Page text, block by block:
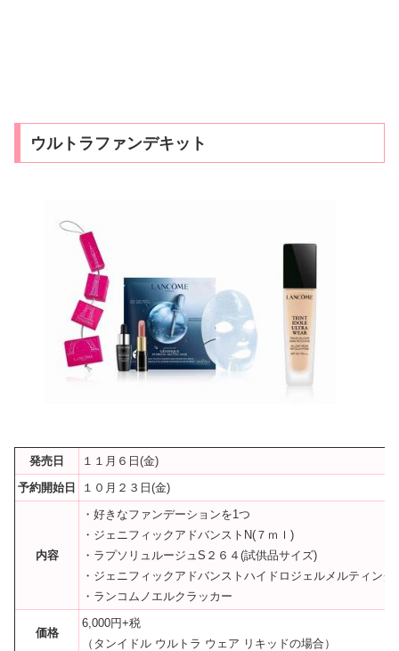
ウルトラファンデキット
発売日
１１月６日(金)
予約開始日
１０月２３日(金)
内容
・好きなファンデーションを1つ
・ジェニフィックアドバンストN(７ｍｌ)
・ラプソリュルージュS２６４(試供品サイズ)
・ジェニフィックアドバンストハイドロジェルメルティング
・ランコムノエルクラッカー
価格
6,000円+税
（タンイドル ウルトラ ウェア リキッドの場合）